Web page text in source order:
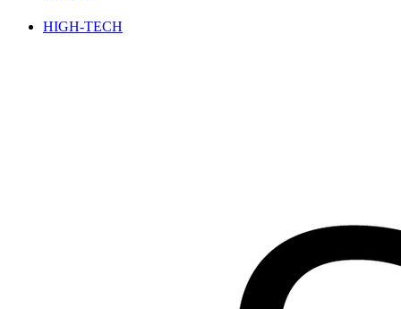
HIGH-TECH